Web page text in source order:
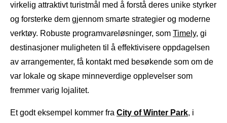
virkelig attraktivt turistmål med å forstå deres unike styrker
og forsterke dem gjennom smarte strategier og moderne
verktøy. Robuste programvareløsninger, som Timely, gi
destinasjoner muligheten til å effektivisere oppdagelsen
av arrangementer, få kontakt med besøkende som om de
var lokale og skape minneverdige opplevelser som
fremmer varig lojalitet.
Et godt eksempel kommer fra City of Winter Park, i